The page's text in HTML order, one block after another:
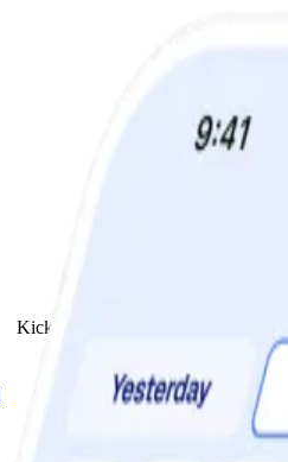
Kickstarta din viktminskningsresa